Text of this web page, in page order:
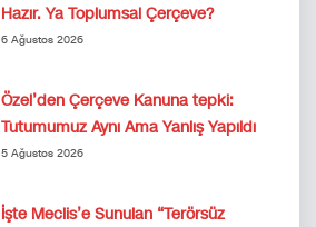
Hazır. Ya Toplumsal Çerçeve?
6 Ağustos 2026
Özel’den Çerçeve Kanuna tepki:
Tutumumuz Aynı Ama Yanlış Yapıldı
5 Ağustos 2026
İşte Meclis’e Sunulan “Terörsüz